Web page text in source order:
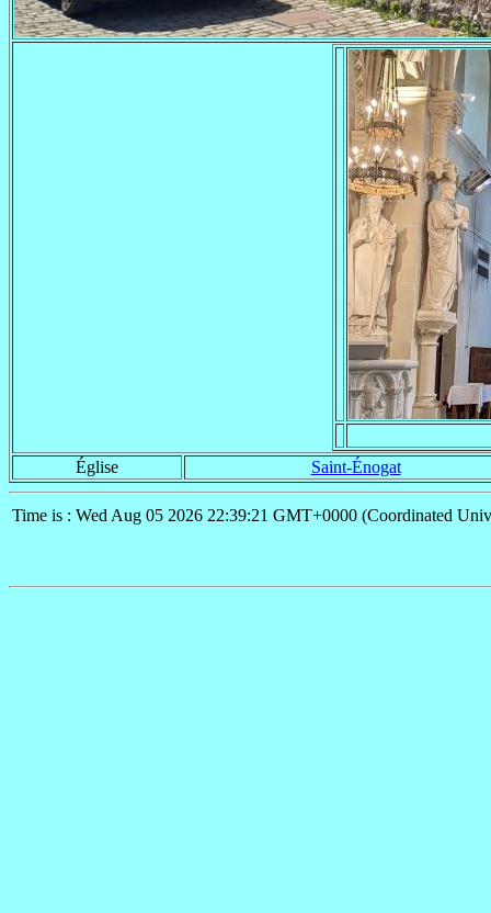
Église Saint-Énogat
Time is : Wed Aug 05 2026 22:39:21 GMT+0000 (Coordinated